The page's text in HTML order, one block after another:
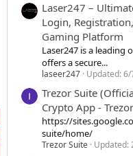
Laser247 –
Login,
Gaming Platform
Laser247 is a
offers a secure...
laseer247 Updated:6/
Trezor Suite
Crypto App - Trezor
https://
suite/home/
Trezor Suite Updated: